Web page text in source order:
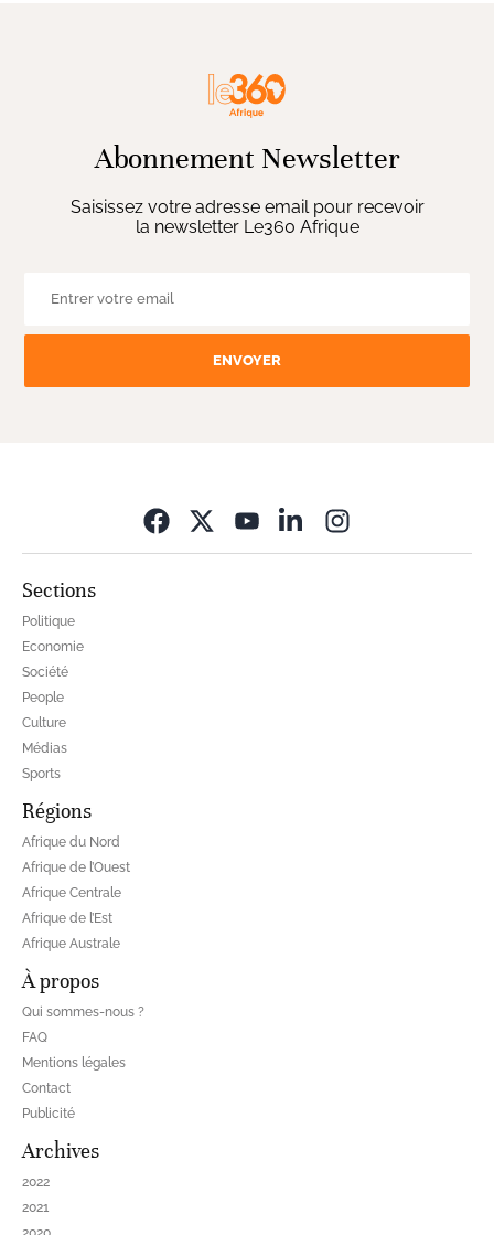
Abonnement Newsletter
Saisissez votre adresse email pour recevoir
la newsletter Le360 Afrique
ENVOYER
Sections
Politique
Economie
Société
People
Culture
Médias
Sports
Régions
Afrique du Nord
Afrique de l’Ouest
Afrique Centrale
Afrique de l’Est
Afrique Australe
À propos
Qui sommes-nous ?
FAQ
Mentions légales
Contact
Publicité
Archives
2022
2021